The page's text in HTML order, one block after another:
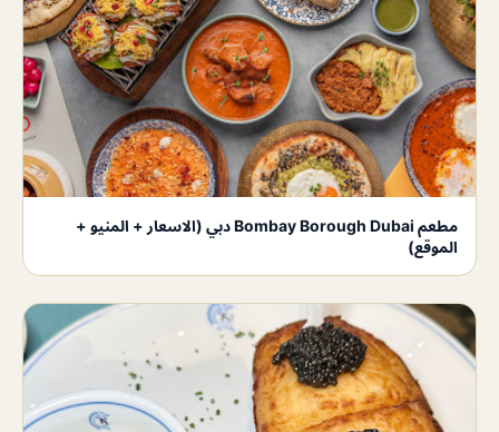
مطعم Bombay Borough Dubai دبي (الاسعار + المنيو +
الموقع)